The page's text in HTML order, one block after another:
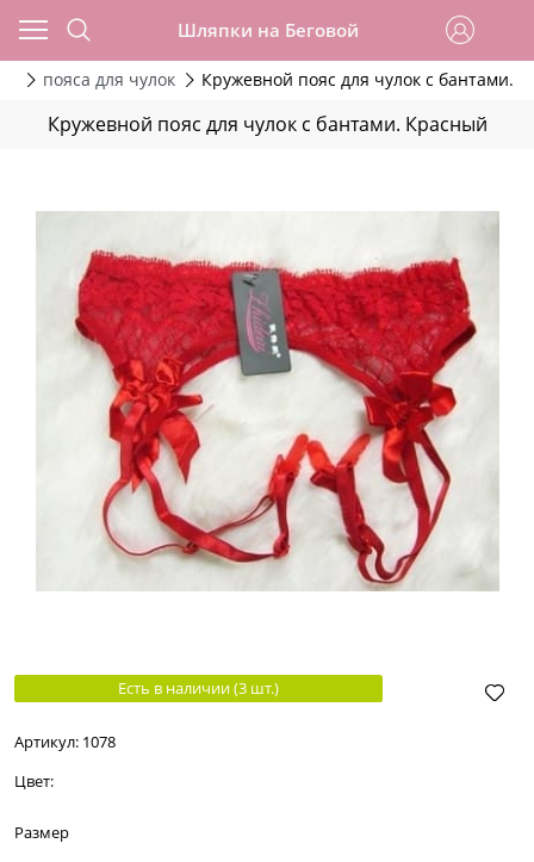
Шляпки на Беговой
пояса для чулок Кружевной пояс для чулок с бантами.
Кружевной пояс для чулок с бантами. Красный
Есть в наличии (3шт.)
Артикул: 1078
Цвет:
Размер